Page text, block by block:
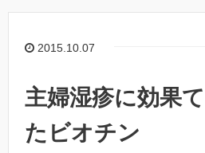
2015.10.07
主婦湿疹に効果
たビオチン